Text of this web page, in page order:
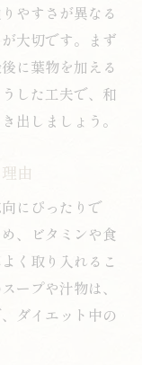
軽に栄養補給
満点メニュー
康生活
ンジ方法
立作り
は
に続ける工夫
ンジアイデア
のバリエ増加
けのヒント
やすさが異なる
大切です。まず
に葉物を加える
した工夫で、和
出しましょう。
由
にぴったりで
、ビタミンや食
く取り入れるこ
ープや汁物は、
ダイエット中の